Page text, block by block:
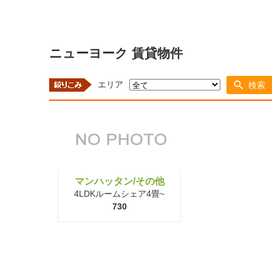
ニューヨーク 賃貸物件
エリア 検索
マンハッタン/その他
4LDKルームシェア4畳~
730